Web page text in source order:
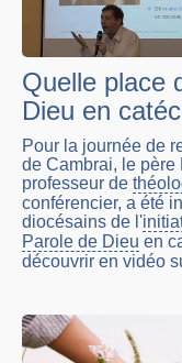
Quelle place
Dieu en
Pour la journée de
de Cambrai, le père
professeur de
conférencier, a été
diocésains de l'
Parole de Dieu en
découvrir en vidéo